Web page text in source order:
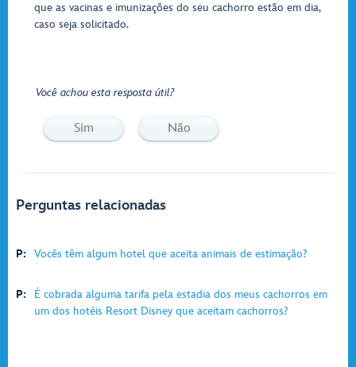
que as vacinas e imunizações do seu cachorro estão em dia,
caso seja solicitado.
Você achou esta resposta útil?
Sim Não
Perguntas relacionadas
P: Vocês têm algum hotel que aceita animais de estimação?
P:
É cobrada alguma tarifa pela estadia dos meus cachorros em
um dos hotéis Resort Disney que aceitam cachorros?